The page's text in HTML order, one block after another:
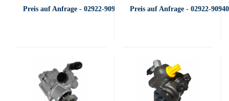
Preis auf Anfrage - 02922-909400 Preis auf Anfrage - 02922-